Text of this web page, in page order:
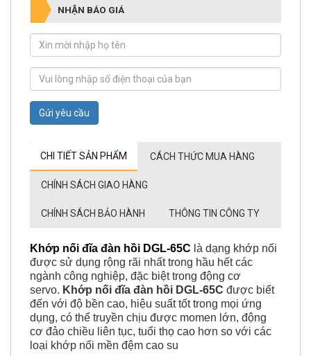
CHI TIẾT SẢN PHẨM
CHÍNH SÁCH BẢO HÀNH THÔNG TIN CÔNG TY
Khớp nối đĩa đàn hồi DGL-65Clà dạng khớp nối
được sử dụng rộng rãi nhất trong hầu hết các
ngành công nghiệp, đặc biệt trong động cơ
servo.Khớp nối đĩa đàn hồi DGL-65Cđược biết
đến với độ bền cao, hiệu suất tốt trong mọi ứng
dụng, có thể truyền chịu được momen lớn, động
cơ đảo chiều liên tục, tuổi thọ cao hơn so với các